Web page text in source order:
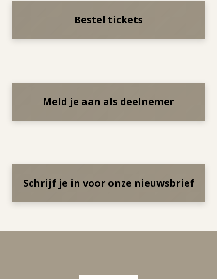
Bestel tickets
Meld je aan als deelnemer
Schrijf je in voor onze nieuwsbrief